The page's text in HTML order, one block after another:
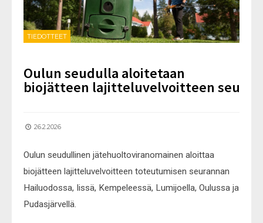
TIEDOTTEET
Oulun seudulla aloitetaan
biojätteen lajitteluvelvoitteen
26.2.2026
Oulun seudullinen jätehuoltoviranomainen aloittaa
biojätteen lajitteluvelvoitteen toteutumisen seurannan
Hailuodossa, Iissä, Kempeleessä, Lumijoella, Oulussa ja
Pudasjärvellä.